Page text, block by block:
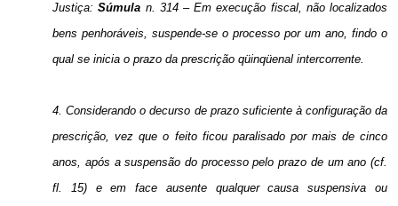
Justiça:Súmula n. 314 – Em execução fiscal, não localizados
bens penhoráveis, suspende-se o processo por um ano, findo o
qual se inicia o prazo da prescrição qüinqüenal intercorrente.
4. Considerando o decurso de prazo suficiente à configuração da
prescrição, vez que o feito ficou paralisado por mais de cinco
anos, após a suspensão do processo pelo prazo de um ano (cf.
fl. 15) e em face ausente qualquer causa suspensiva ou